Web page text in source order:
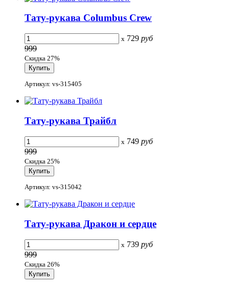
Тату-рукава Columbus Crew
x 729 руб
999
Скидка 27%
Артикул: vs-315405
Тату-рукава Трайбл
x 749 руб
999
Скидка 25%
Артикул: vs-315042
Тату-рукава Дракон и сердце
x 739 руб
999
Скидка 26%